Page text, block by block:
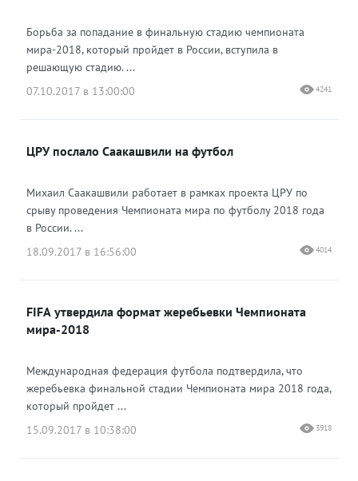
Борьба за попадание в финальную стадию чемпионата
мира-2018, который пройдет в России, вступила в
решающую стадию. ...
07.10.2017 в 13:00:00
4241
ЦРУ послало Саакашвили на футбол
Михаил Саакашвили работает в рамках проекта ЦРУ по
срыву проведения Чемпионата мира по футболу 2018 года
в России. ...
18.09.2017 в 16:56:00
4014
FIFA утвердила формат жеребьевки Чемпионата
мира-2018
Международная федерация футбола подтвердила, что
жеребьевка финальной стадии Чемпионата мира 2018 года,
который пройдет ...
15.09.2017 в 10:38:00
3918